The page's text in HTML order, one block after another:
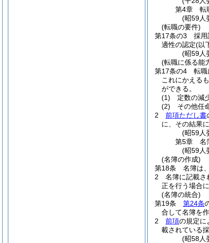
第4章
転
(昭59人
(転職の要件)
第17条の3
採用
適性の認定(以
(昭59人
(転職に係る能
第17条の4
転職
これにかえる
ができる。
(1)
定数の減
(2)
その他任
2
前項ただし書
に、その結果
(昭59人
第5章
名
(昭59人
(名簿の作成)
第18条
名簿は
2
名簿に記載さ
正を行う場合
(名簿の統合)
第19条
第24条
合して名簿を
2
前項の規定に
載されている
(昭58人